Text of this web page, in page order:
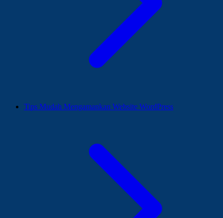
Tips Mudah Mengamankan Website WordPress